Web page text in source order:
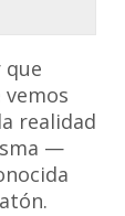
que
vemos
realidad
—